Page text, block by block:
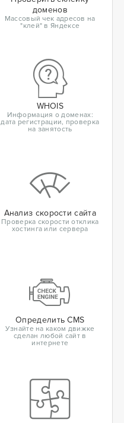
доменов
Массовый чек адресов на
"клей" в Яндексе
WHOIS
Информация о доменах:
дата регистрации, проверка
на занятость
Анализ скорости сайта
Проверка скорости отклика
хостинга или сервера
Определить CMS
Узнайте на каком движке
сделан любой сайт в
интернете